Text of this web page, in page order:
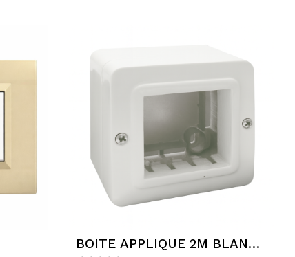
BOITE APPLIQUE 2M BLANC